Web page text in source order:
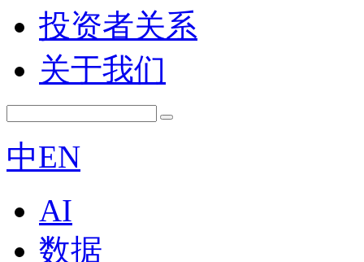
投资者关系
关于我们
中EN
AI
数据